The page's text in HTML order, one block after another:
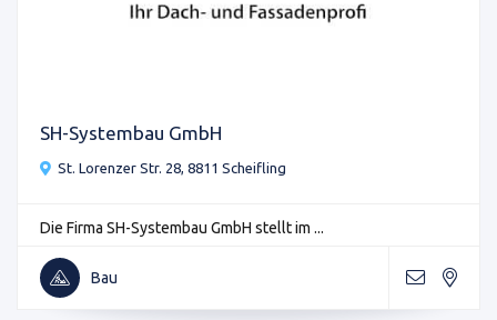
SH-Systembau GmbH
St. Lorenzer Str. 28, 8811 Scheifling
Die Firma SH-Systembau GmbH stellt im ...
Bau